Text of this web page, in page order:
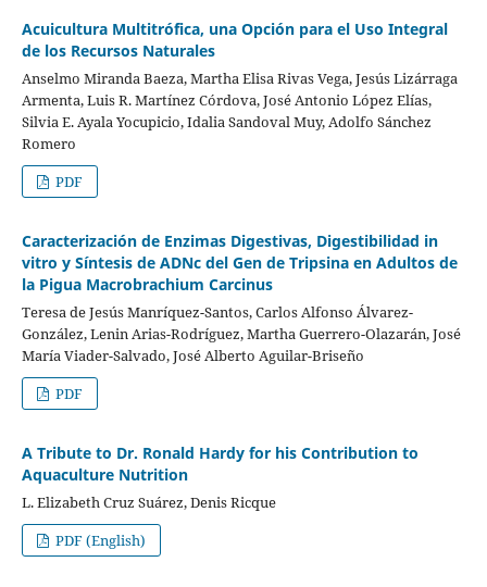
Acuicultura Multitrófica, una Opción para el Uso Integral
de los Recursos Naturales
Anselmo Miranda Baeza, Martha Elisa Rivas Vega, Jesús Lizárraga
Armenta, Luis R. Martínez Córdova, José Antonio López Elías,
Silvia E. Ayala Yocupicio, Idalia Sandoval Muy, Adolfo Sánchez
Romero
PDF
Caracterización de Enzimas Digestivas, Digestibilidad in
vitro y Síntesis de ADNc del Gen de Tripsina en Adultos de
la Pigua Macrobrachium Carcinus
Teresa de Jesús Manríquez-Santos, Carlos Alfonso Álvarez-
González, Lenin Arias-Rodríguez, Martha Guerrero-Olazarán, José
María Viader-Salvado, José Alberto Aguilar-Briseño
PDF
A Tribute to Dr. Ronald Hardy for his Contribution to
Aquaculture Nutrition
L. Elizabeth Cruz Suárez, Denis Ricque
PDF (English)